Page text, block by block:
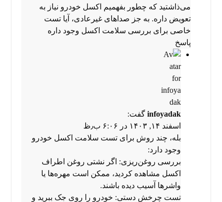
می‌ذاشتید که چطور بفهمیم اکسل خودرو نیاز به
تعویض داره. به جز صداهای غیرعادی، آیا تست
خاصی برای بررسی سلامت اکسل وجود داره
پاسخ
infoyadak گفت:
اسفند ۱۴, ۱۴۰۳ در ۶:۰۶ ب٫ظ
بله، چند روش برای تست سلامت اکسل خودرو
وجود دارد:
بررسی روغن‌ریزی: اگر نشتی روغن اطراف
اکسل مشاهده کردید، ممکن است مهره‌ها یا
واشرها آسیب دیده باشند.
تست چرخش دستی: خودرو را روی جک ببرید و